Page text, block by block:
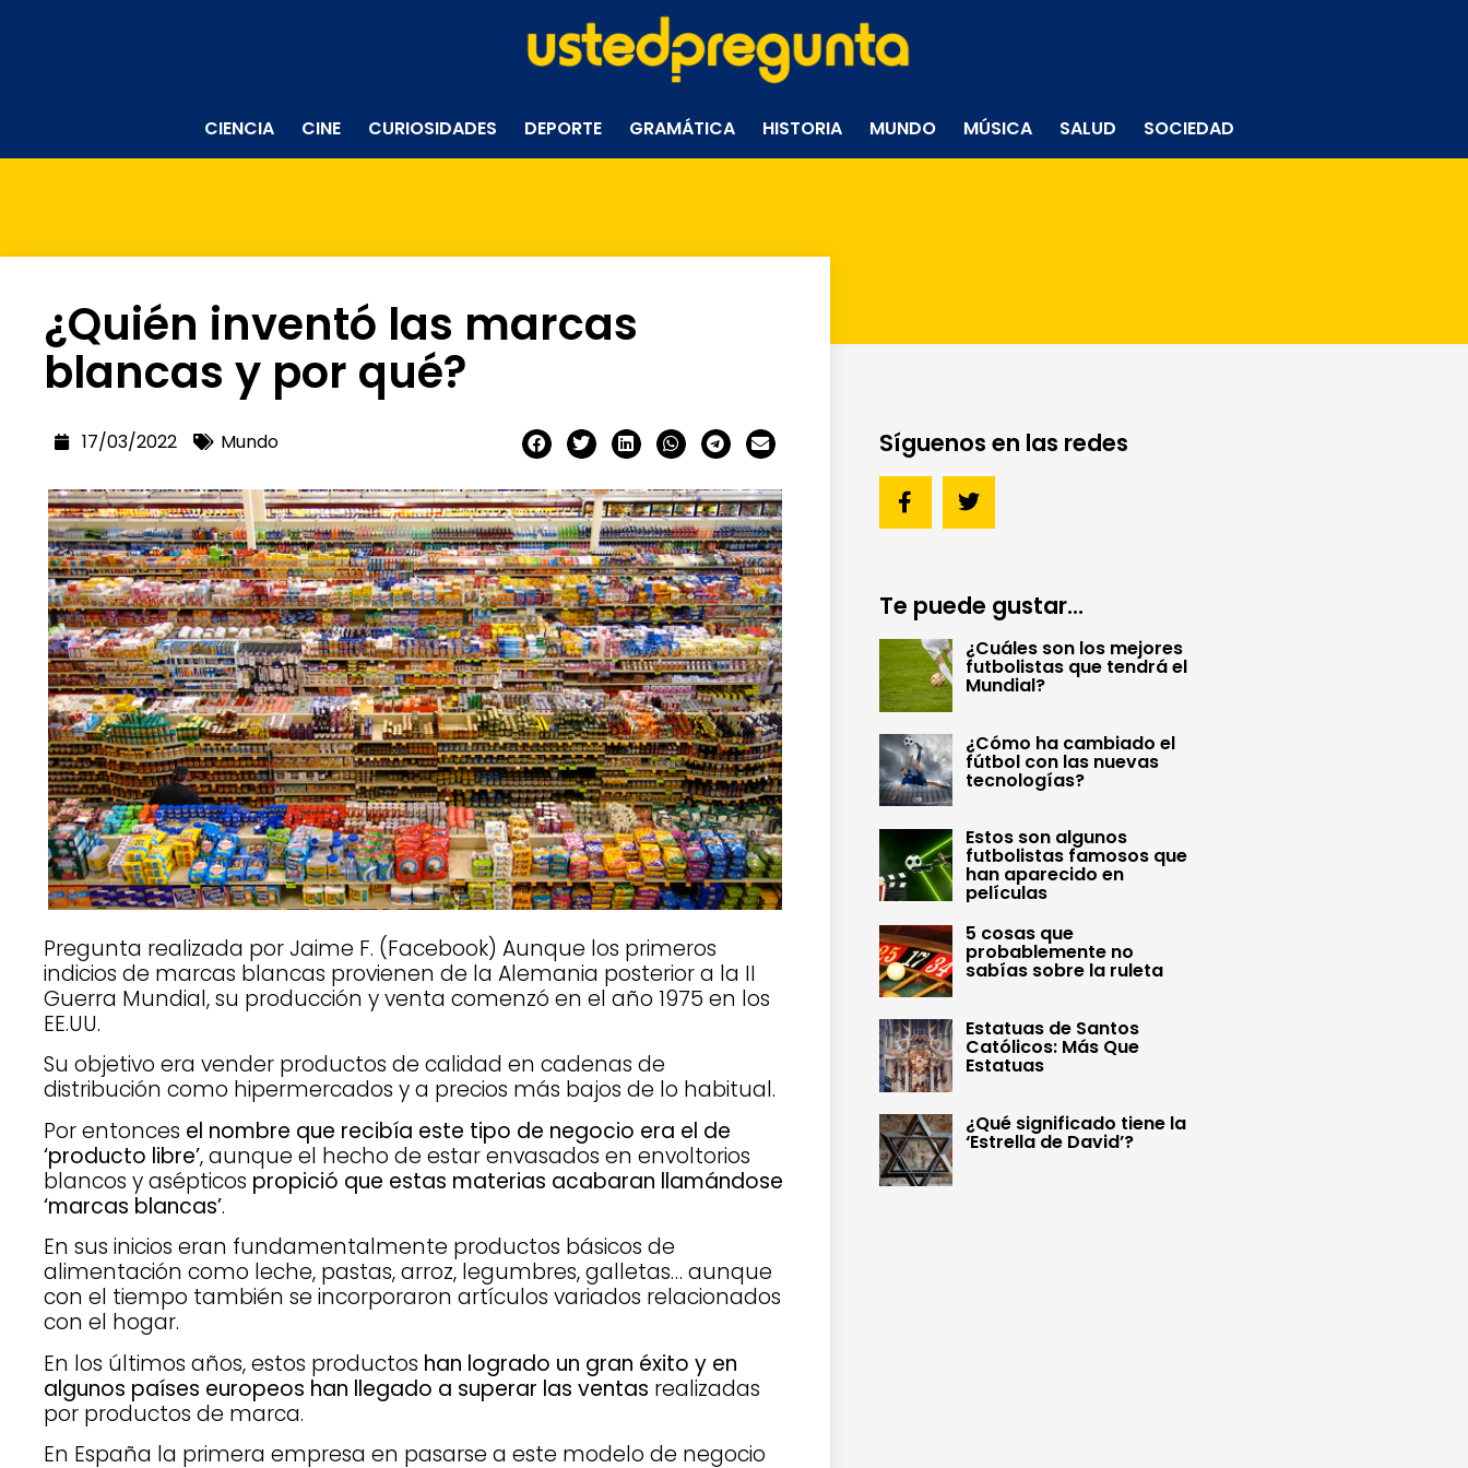
CIENCIA CINE CURIOSIDADES DEPORTE GRAMÁTICA HISTORIA MUNDO MÚSICA SALUD SOCIEDAD
¿Quién inventó las marcas
blancas y por qué?
17/03/2022 Mundo
Pregunta realizada por Jaime F. (Facebook) Aunque los primeros
indicios de marcas blancas provienen de la Alemania posterior a la II
Guerra Mundial, su producción y venta comenzó en el año 1975 en los
EE.UU.
Su objetivo era vender productos de calidad en cadenas de
distribución como hipermercados y a precios más bajos de lo habitual.
Por entonces el nombre que recibía este tipo de negocio era el de
‘producto libre’, aunque el hecho de estar envasados en envoltorios
blancos y asépticos propició que estas materias acabaran llamándose
‘marcas blancas’.
En sus inicios eran fundamentalmente productos básicos de
alimentación como leche, pastas, arroz, legumbres, galletas… aunque
con el tiempo también se incorporaron artículos variados relacionados
con el hogar.
En los últimos años, estos productos han logrado un gran éxito y en
algunos países europeos han llegado a superar las ventas realizadas
por productos de marca.
En España la primera empresa en pasarse a este modelo de negocio
Síguenos en las redes
Te puede gustar...
¿Cuáles son los mejores
futbolistas que tendrá el
Mundial?
¿Cómo ha cambiado el
fútbol con las nuevas
tecnologías?
Estos son algunos
futbolistas famosos que
han aparecido en
películas
5 cosas que
probablemente no
sabías sobre la ruleta
Estatuas de Santos
Católicos: Más Que
Estatuas
¿Qué significado tiene la
‘Estrella de David’?